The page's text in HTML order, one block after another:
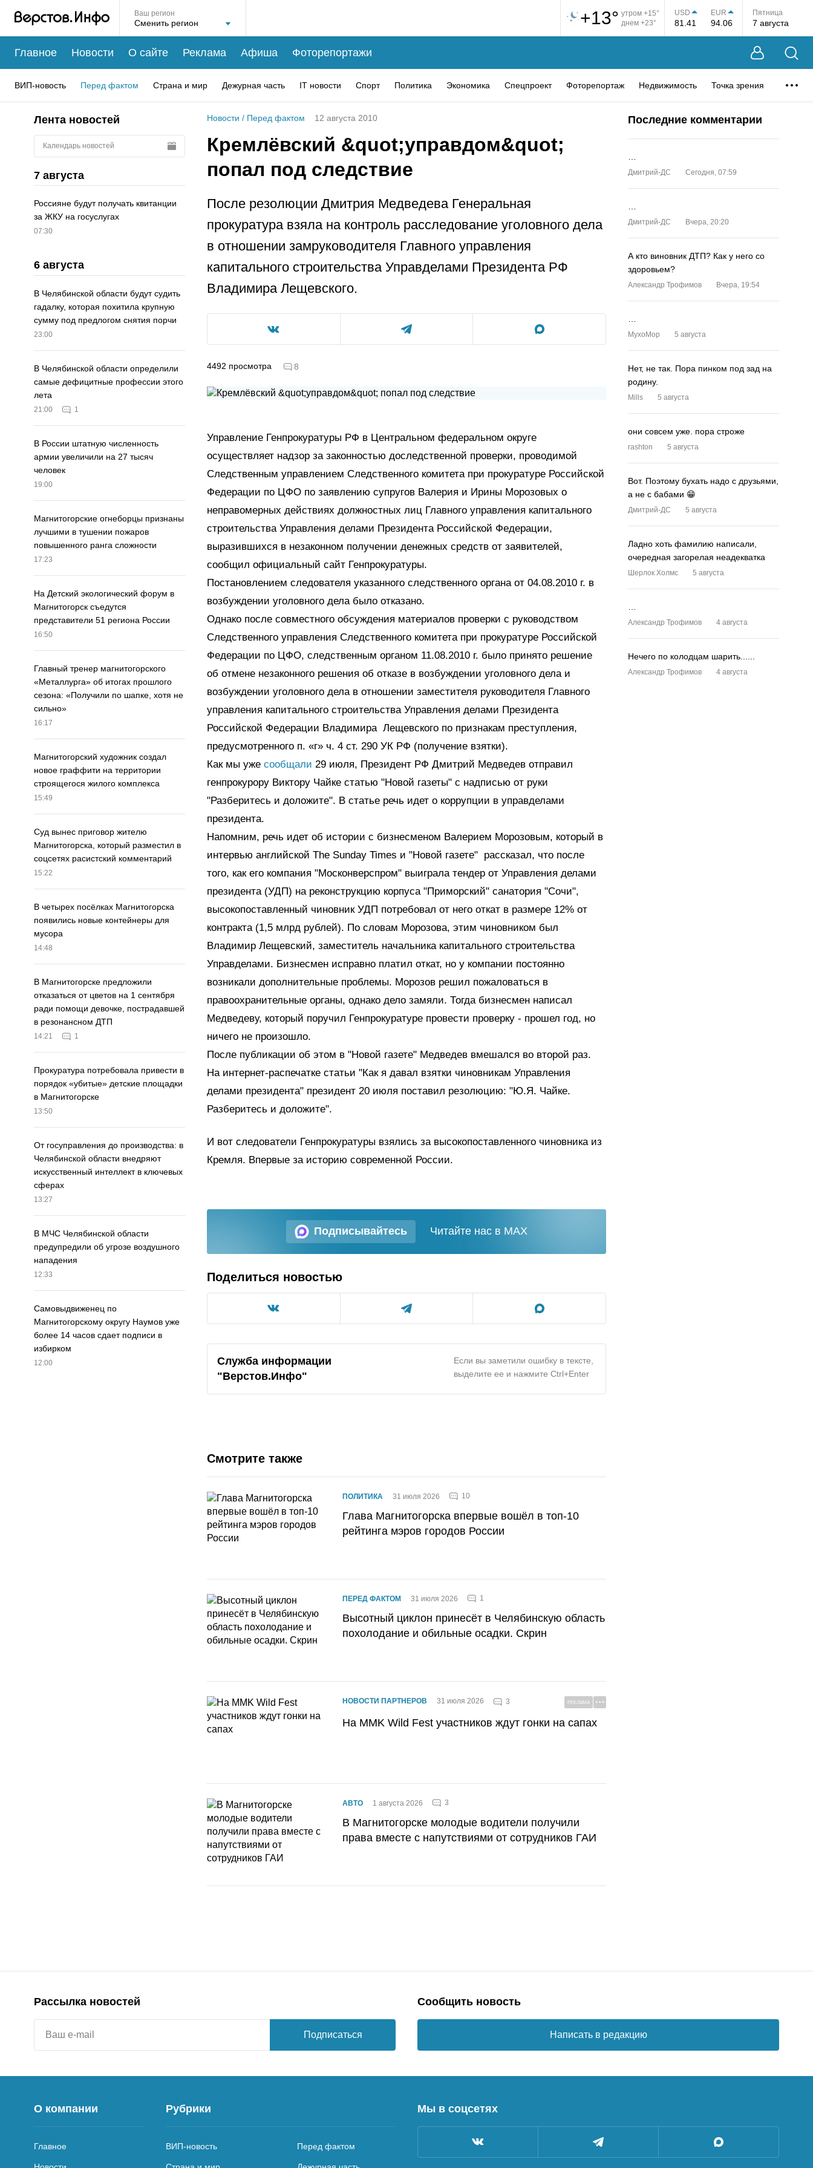
Ваш регион +13° утром +15°
днем +23°
USD
81.41
EUR
94.06
Пятница
7 августа
Главное Новости О сайте Реклама Афиша Фоторепортажи
ВИП-новость Перед фактом Страна и мир Дежурная часть IT новости Спорт Политика Экономика Спецпроект Фоторепортаж Недвижимость Точка зрения
Лента новостей
Календарь новостей
7 августа
Россияне будут получать квитанции
за ЖКУ на госуслугах
07:30
6 августа
В Челябинской области будут судить
гадалку, которая похитила крупную
сумму под предлогом снятия порчи
23:00
В Челябинской области определили
самые дефицитные профессии этого
лета
21:00 1
В России штатную численность
армии увеличили на 27 тысяч
человек
19:00
Магнитогорские огнеборцы признаны
лучшими в тушении пожаров
повышенного ранга сложности
17:23
На Детский экологический форум в
Магнитогорск съедутся
представители 51 региона России
16:50
Главный тренер магнитогорского
«Металлурга» об итогах прошлого
сезона: «Получили по шапке, хотя не
сильно»
16:17
Магнитогорский художник создал
новое граффити на территории
строящегося жилого комплекса
15:49
Суд вынес приговор жителю
Магнитогорска, который разместил в
соцсетях расистский комментарий
15:22
В четырех посёлках Магнитогорска
появились новые контейнеры для
мусора
14:48
В Магнитогорске предложили
отказаться от цветов на 1 сентября
ради помощи девочке, пострадавшей
в резонансном ДТП
14:21 1
Прокуратура потребовала привести в
порядок «убитые» детские площадки
в Магнитогорске
13:50
От госуправления до производства: в
Челябинской области внедряют
искусственный интеллект в ключевых
сферах
13:27
В МЧС Челябинской области
предупредили об угрозе воздушного
нападения
12:33
Самовыдвиженец по
Магнитогорскому округу Наумов уже
более 14 часов сдает подписи в
избирком
12:00
Новости / Перед фактом 12 августа 2010
Кремлёвский &quot;управдом&quot;
попал под следствие
После резолюции Дмитрия Медведева Генеральная
прокуратура взяла на контроль расследование уголовного дела
в отношении замруководителя Главного управления
капитального строительства Управделами Президента РФ
Владимира Лещевского.
4492 просмотра 8
Управление Генпрокуратуры РФ в Центральном федеральном округе
осуществляет надзор за законностью доследственной проверки, проводимой
Следственным управлением Следственного комитета при прокуратуре Российской
Федерации по ЦФО по заявлению супругов Валерия и Ирины Морозовых о
неправомерных действиях должностных лиц Главного управления капитального
строительства Управления делами Президента Российской Федерации,
выразившихся в незаконном получении денежных средств от заявителей,
сообщил официальный сайт Генпрокуратуры.
Постановлением следователя указанного следственного органа от 04.08.2010 г. в
возбуждении уголовного дела было отказано.
Однако после совместного обсуждения материалов проверки с руководством
Следственного управления Следственного комитета при прокуратуре Российской
Федерации по ЦФО, следственным органом 11.08.2010 г. было принято решение
об отмене незаконного решения об отказе в возбуждении уголовного дела и
возбуждении уголовного дела в отношении заместителя руководителя Главного
управления капитального строительства Управления делами Президента
Российской Федерации Владимира Лещевского по признакам преступления,
предусмотренного п. «г» ч. 4 ст. 290 УК РФ (получение взятки).
Как мы уже сообщали 29 июля, Президент РФ Дмитрий Медведев отправил
генпрокурору Виктору Чайке статью "Новой газеты" с надписью от руки
"Разберитесь и доложите". В статье речь идет о коррупции в управделами
президента.
Напомним, речь идет об истории с бизнесменом Валерием Морозовым, который в
интервью английской The Sunday Times и "Новой газете" рассказал, что после
того, как его компания "Москонверспром" выиграла тендер от Управления делами
президента (УДП) на реконструкцию корпуса "Приморский" санатория "Сочи",
высокопоставленный чиновник УДП потребовал от него откат в размере 12% от
контракта (1,5 млрд рублей). По словам Морозова, этим чиновником был
Владимир Лещевский, заместитель начальника капитального строительства
Управделами. Бизнесмен исправно платил откат, но у компании постоянно
возникали дополнительные проблемы. Морозов решил пожаловаться в
правоохранительные органы, однако дело замяли. Тогда бизнесмен написал
Медведеву, который поручил Генпрокуратуре провести проверку - прошел год, но
ничего не произошло.
После публикации об этом в "Новой газете" Медведев вмешался во второй раз.
На интернет-распечатке статьи "Как я давал взятки чиновникам Управления
делами президента" президент 20 июля поставил резолюцию: "Ю.Я. Чайке.
Разберитесь и доложите".
И вот следователи Генпрокуратуры взялись за высокопоставленного чиновника из
Кремля. Впервые за историю современной России.
Подписывайтесь Читайте нас в MAX
Поделиться новостью
Служба информации
"Верстов.Инфо"
Если вы заметили ошибку в тексте,
выделите ее и нажмите Ctrl+Enter
Смотрите также
ПОЛИТИКА 31 июля 2026 10
Глава Магнитогорска впервые вошёл в топ-10
рейтинга мэров городов России
ПЕРЕД ФАКТОМ 31 июля 2026 1
Высотный циклон принесёт в Челябинскую область
похолодание и обильные осадки. Скрин
НОВОСТИ ПАРТНЕРОВ 31 июля 2026 3 РЕКЛАМА
На MMK Wild Fest участников ждут гонки на сапах
АВТО 1 августа 2026 3
В Магнитогорске молодые водители получили
права вместе с напутствиями от сотрудников ГАИ
Последние комментарии
Дмитрий-ДС Сегодня, 07:59
Дмитрий-ДС Вчера, 20:20
А кто виновник ДТП? Как у него со
здоровьем?
Александр Трофимов Вчера, 19:54
MyxoMop 5 августа
Нет, не так. Пора пинком под зад на
родину.
Mills 5 августа
они совсем уже. пора строже
rashton 5 августа
Вот. Поэтому бухать надо с друзьями,
а не с бабами 😁
Дмитрий-ДС 5 августа
Ладно хоть фамилию написали,
очередная загорелая неадекватка
Шерлок Холмс 5 августа
Александр Трофимов 4 августа
Нечего по колодцам шарить......
Александр Трофимов 4 августа
Рассылка новостей
Подписаться
Сообщить новость
Написать в редакцию
О компании
Главное
Рубрики
ВИП-новость Перед фактом
Мы в соцсетях